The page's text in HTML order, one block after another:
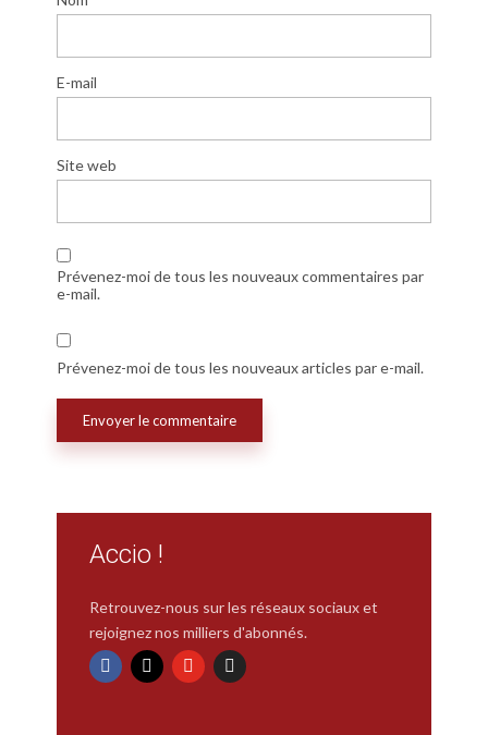
E-mail
Site web
Prévenez-moi de tous les nouveaux commentaires par
e-mail.
Prévenez-moi de tous les nouveaux articles par e-mail.
Accio !
Retrouvez-nous sur les réseaux sociaux et
rejoignez nos milliers d'abonnés.